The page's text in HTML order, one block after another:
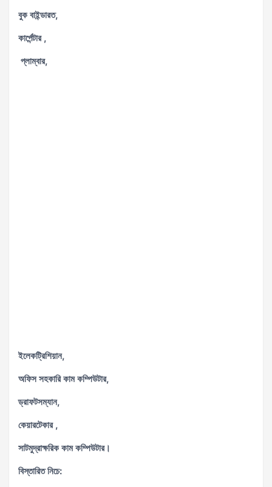
বুক বাইন্ডারত,
কার্পেন্টার ,
প্লাম্বার,
ইলেকট্রিশিয়ান,
অফিস সহকারি কাম কম্পিউটার,
ড্রাফটসম্যান,
কেয়ারটেকার ,
সাটমুদ্রাক্ষরিক কাম কম্পিউটার।
বিস্তারিত নিচে: